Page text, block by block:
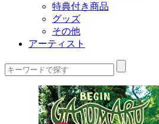
特典付き商品
グッズ
その他
アーティスト